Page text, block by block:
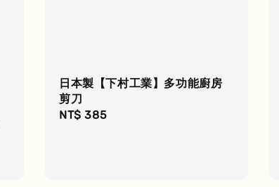
日本製【下村工業】多功能廚房
剪刀
Regular
NT$ 385